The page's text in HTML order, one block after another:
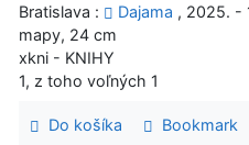
Bratislava :
Dajama , 2025. -
mapy, 24 cm
xkni - KNIHY
1, z toho voľných 1
Do košíka Bookmark